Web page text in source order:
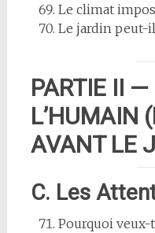
Le climat
Le jardin peut-
PARTIE II —
L’HUMAIN
AVANT LE
C. Les
Pourquoi veux-